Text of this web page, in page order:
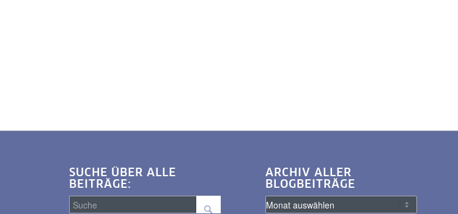
SUCHE ÜBER ALLE
BEITRÄGE:
ARCHIV ALLER
BLOGBEITRÄGE